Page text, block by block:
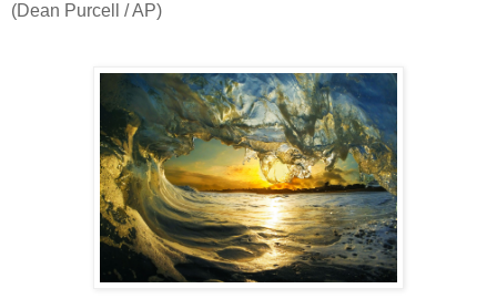
(Dean Purcell / AP)